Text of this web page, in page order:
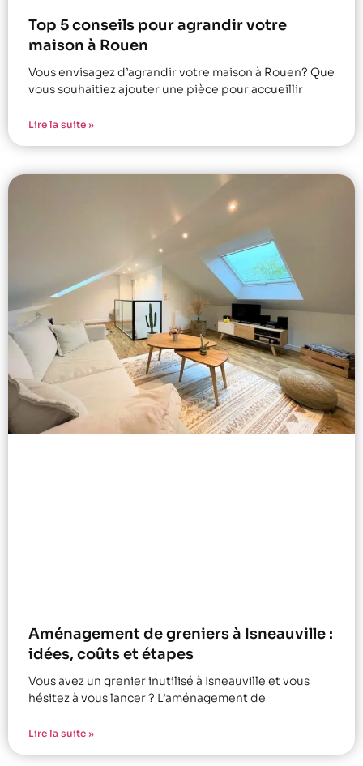
Top 5 conseils pour agrandir votre
maison à Rouen
Vous envisagez d’agrandir votre maison à Rouen? Que
vous souhaitiez ajouter une pièce pour accueillir
Lire la suite »
Aménagement de greniers à Isneauville :
idées, coûts et étapes
Vous avez un grenier inutilisé à Isneauville et vous
hésitez à vous lancer ? L’aménagement de
Lire la suite »